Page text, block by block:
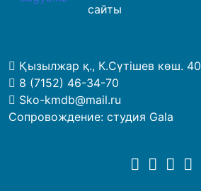
сайты
Қызылжар қ., К.Сүтішев көш. 40
8 (7152) 46-34-70
Sko-kmdb@mail.ru
Сопровождение: студия Gala